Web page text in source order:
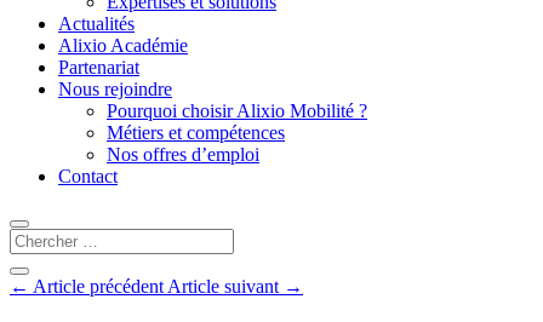
Actualités
Alixio Académie
Partenariat
Nous rejoindre
Pourquoi choisir Alixio Mobilité ?
Métiers et compétences
Nos offres d’emploi
Contact
← Article précédent Article suivant →